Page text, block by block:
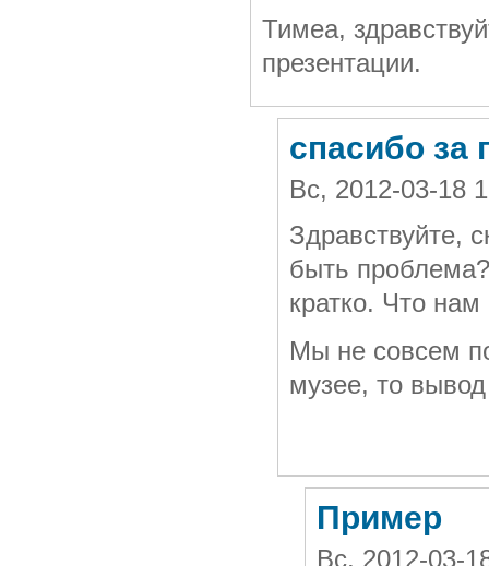
Тимеа,
презентации.
спасибо за
Вс, 2012-03-18
Здравствуйте,
быть
кратко. Что
Мы не совсем
музее, то
Пример
Вс, 2012-03-